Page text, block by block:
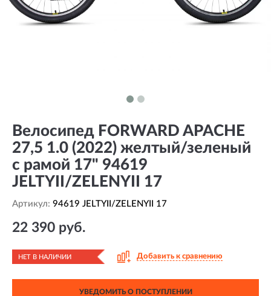
Велосипед FORWARD APACHE
27,5 1.0 (2022) желтый/зеленый
с рамой 17" 94619
JELTYII/ZELENYII 17
Артикул: 94619 JELTYII/ZELENYII 17
22 390 руб.
НЕТ В НАЛИЧИИ Добавить к сравнению
УВЕДОМИТЬ О ПОСТУПЛЕНИИ